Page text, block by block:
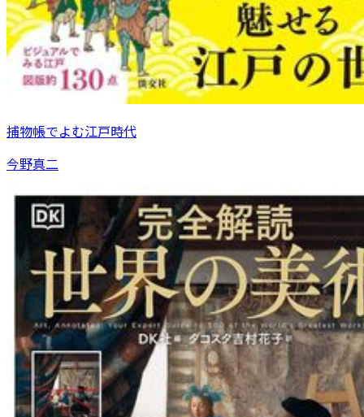
捕物帳でよむ江戸時代
今野真二